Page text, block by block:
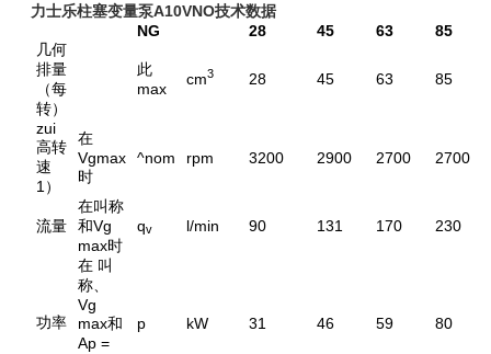
力士乐柱塞变量泵A10VNO技术数据
NG
28 45 63
85
几何
排量
（每
转）
此
max
cm3 28 45 63 85
zui
高转
速
1）
在
Vgmax
时
^nom rpm 3200 2900 2700 2700
流量
在叫称
和Vg
max时
qv l/min 90 131 170 230
功率
在 叫
称、
Vg
max和
Ap =
p kW 31 46 59 80